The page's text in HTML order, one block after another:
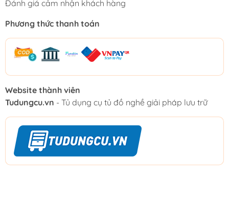
Đánh giá cảm nhận khách hàng
Phương thức thanh toán
Website thành viên
Tudungcu.vn - Tủ dụng cụ tủ đồ nghề giải pháp lưu trữ